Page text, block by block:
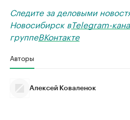
Следите за деловыми
Новосибирск вTelegram-
группеВКонтакте
Авторы
Алексей Коваленок